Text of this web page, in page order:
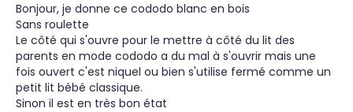
Bonjour, je donne ce cododo blanc en bois
Sans roulette
Le côté qui s'ouvre pour le mettre à côté du lit des
parents en mode cododo a du mal à s'ouvrir mais une
fois ouvert c'est niquel ou bien s'utilise fermé comme un
petit lit bébé classique.
Sinon il est en très bon état